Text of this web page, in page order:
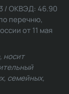
/ ОКВЭД: 46.90
перечню,
от 11 мая
носит
семейных,